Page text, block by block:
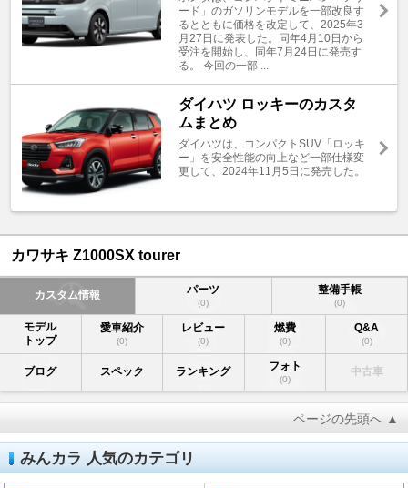
ード」のガソリンモデルを一部改良す
るとともに価格を改定して、2025年3
月27日に発表した。同年4月10日から
受注を開始し、同年7月24日に発売す
る。 今回の一部 ...
ダイハツ ロッキーのカスタ
ムまとめ
ダイハツは、コンパクトSUV「ロッキ
ー」を安全性能の向上など一部仕様変
更して、2024年11月5日に発売した。
カワサキ Z1000SX tourer
カスタム情報 パーツ
(0)
整備手帳
(0)
モデル
トップ
愛車紹介
(0)
レビュー
(0)
燃費
(0)
Q&A
(0)
ブログ スペック ランキング フォト
(0)
中古車
ページの先頭へ ▲
みんカラ 人気のカテゴリ